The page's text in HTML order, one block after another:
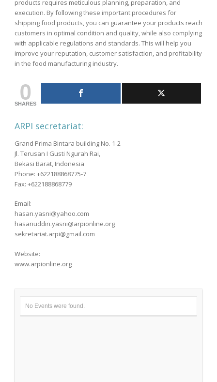
products requires meticulous planning, preparation, and
execution. By following these important procedures for
shipping food products, you can guarantee your products reach
customers in optimal condition and quality, while also complying
with applicable regulations and standards. This will help you
improve your reputation, customer satisfaction, and profitability
in the food manufacturing industry.
0
SHARES
ARPI secretariat:
Grand Prima Bintara building No. 1-2
Jl. Terusan I Gusti Ngurah Rai,
Bekasi Barat, Indonesia
Phone: +622188868775-7
Fax: +622188868779
Email:
hasan.yasni@yahoo.com
hasanuddin.yasni@arpionline.org
sekretariat.arpi@gmail.com
Website:
www.arpionline.org
No Events were found.